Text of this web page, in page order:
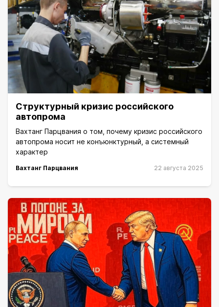
Структурный кризис российского
автопрома
Вахтанг Парцвания о том, почему кризис российского
автопрома носит не конъюнктурный, а системный
характер
Вахтанг Парцвания 22 августа 2025